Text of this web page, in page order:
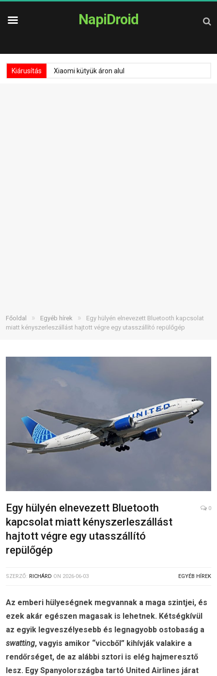
NapiDroid
Kiárusítás Xiaomi kütyük áron alul
Főoldal » Egyéb hírek »
Egy hülyén elnevezett Bluetooth kapcsolat
miatt kényszerleszállást hajtott végre egy utasszállító repülőgép
Egy hülyén elnevezett Bluetooth
kapcsolat miatt kényszerleszállást
hajtott végre egy utasszállító
repülőgép
0
SZERZŐ: RICHÁRD ON 2026-06-03 EGYÉB HÍREK
Az emberi hülyeségnek megvannak a maga szintjei, és
ezek akár egészen magasak is lehetnek. Kétségkívül
az egyik legveszélyesebb és legnagyobb ostobaság a
swatting, vagyis amikor “viccből” kihívják valakire a
rendőrséget, de az alábbi sztori is elég hajmeresztő
lesz. Egy Spanyolországba tartó United Airlines járat